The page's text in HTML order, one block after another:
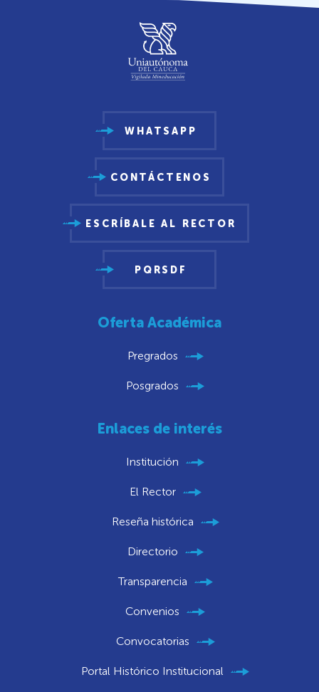
WHATSAPP
CONTÁCTENOS
ESCRÍBALE AL RECTOR
PQRSDF
Oferta Académica
Pregrados
Posgrados
Enlaces de interés
Institución
El Rector
Reseña histórica
Directorio
Transparencia
Convenios
Convocatorias
Portal Histórico Institucional